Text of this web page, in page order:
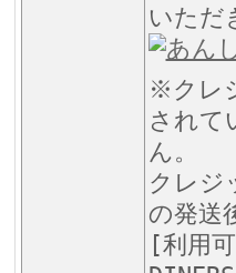
いただ
※クレ
されて
ん。
クレジ
の発送
[利用